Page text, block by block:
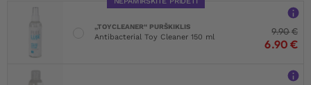
„TOYCLEANER“ PURŠKIKLIS
Antibacterial Toy Cleaner 150 ml
9.90€
6.90 €